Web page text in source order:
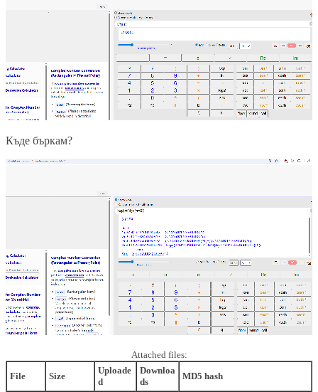
Къде бъркам?
Attached files:
File
Size
Uploade
d
Downloa
ds
MD5 hash